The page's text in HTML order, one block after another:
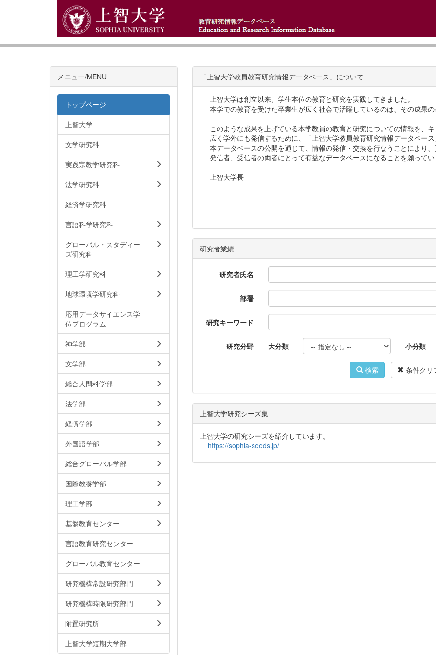
「上智大学教員教育研究情報データベース」について
上智大学は創立以来、学生本位の教育と研究を実践してきました。
本学での教育を受けた卒業生が広く社会で活躍しているのは、その成果
このような成果を上げている本学教員の教育と研究についての情報を、
広く学外にも発信するために、「上智大学教員教育研究情報データベー
本データベースの公開を通じて、情報の発信・交換を行なうことにより
発信者、受信者の両者にとって有益なデータベースになることを願って
上智大学長
研究者業績
研究者氏名
部署
研究キーワード
研究分野 大分類 小分類
検索 条件クリ
上智大学研究シーズ集
上智大学の研究シーズを紹介しています。
https://sophia-seeds.jp/
メニュー/MENU
トップページ
上智大学
文学研究科
実践宗教学研究科
法学研究科
経済学研究科
言語科学研究科
グローバル・スタディー
ズ研究科
理工学研究科
地球環境学研究科
応用データサイエンス学
位プログラム
神学部
文学部
総合人間科学部
法学部
経済学部
外国語学部
総合グローバル学部
国際教養学部
理工学部
基盤教育センター
言語教育研究センター
グローバル教育センター
研究機構常設研究部門
研究機構時限研究部門
附置研究所
上智大学短期大学部